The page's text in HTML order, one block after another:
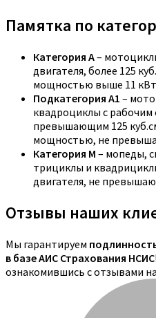
Памятка по
Категория A–
двигателя, более 125
мощностью выше 11
Подкатегория A1 –
квадроциклы с рабочим
превышающим 125
мощностью, не
Категория M – мопеды,
трициклы и
двигателя, не
Отзывы наших
Мы гарантируем
в базе АИС Страхования НСИС
ознакомившись с отзывами